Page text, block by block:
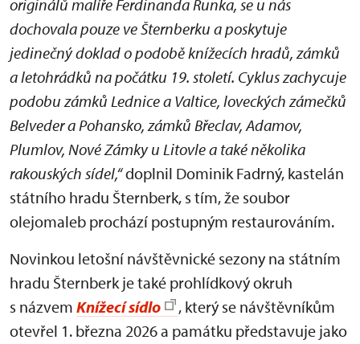
originálů malíře Ferdinanda Runka, se u nás
dochovala pouze ve Šternberku a poskytuje
jedinečný doklad o podobě knížecích hradů, zámků
a letohrádků na počátku 19. století. Cyklus zachycuje
podobu zámků Lednice a Valtice, loveckých zámečků
Belveder a Pohansko, zámků Břeclav, Adamov,
Plumlov, Nové Zámky u Litovle a také několika
rakouských sídel,“doplnil Dominik Fadrný, kastelán
státního hradu Šternberk, s tím, že soubor
olejomaleb prochází postupným restaurováním.
Novinkou letošní návštěvnické sezony na státním
hradu Šternberk je také prohlídkový okruh
s názvem Knížecí sídlo
, který se návštěvníkům
otevřel 1. března 2026 a památku představuje jako